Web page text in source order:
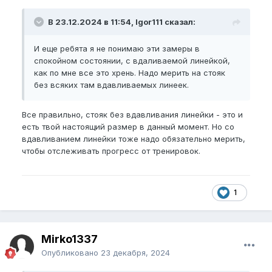
В 23.12.2024 в 11:54, Igor111 сказал:
И еще ребята я не понимаю эти замеры в
спокойном состоянии, с вдаливаемой линейкой,
как по мне все это хрень. Надо мерить на стояк
без всяких там вдавливаемых линеек.
Все правильно, стояк без вдавливания линейки - это и
есть твой настоящий размер в данный момент. Но со
вдавливанием линейки тоже надо обязательно мерить,
чтобы отслеживать прогресс от тренировок.
1
Mirko1337
Опубликовано 23 декабря, 2024